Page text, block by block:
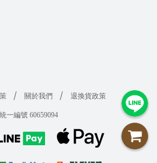
關於我們 退換貨政策
統一編號 60659094